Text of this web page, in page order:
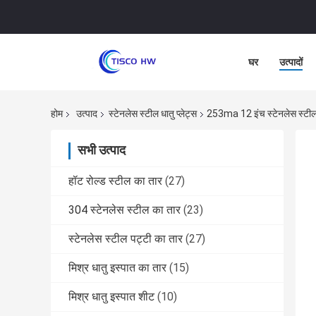
घर उत्पादों
होम उत्पाद स्टेनलेस स्टील धातु प्लेट्स 253ma 12 इंच स्टेनलेस स्टील
सभी उत्पाद
हॉट रोल्ड स्टील का तार (27)
304 स्टेनलेस स्टील का तार (23)
स्टेनलेस स्टील पट्टी का तार (27)
मिश्र धातु इस्पात का तार (15)
मिश्र धातु इस्पात शीट (10)